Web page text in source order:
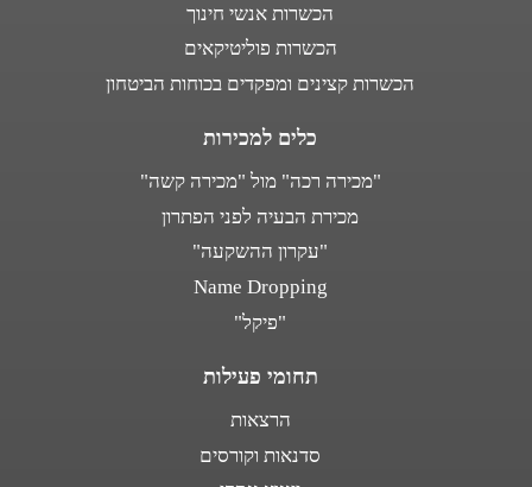
הכשרות אנשי חינוך
הכשרות פוליטיקאים
הכשרות קצינים ומפקדים בכוחות הביטחון
כלים למכירות
"מכירה רכה" מול "מכירה קשה"
מכירת הבעיה לפני הפתרון
"עקרון ההשקעה"
Name Dropping
"פיקל"
תחומי פעילות
הרצאות
סדנאות וקורסים